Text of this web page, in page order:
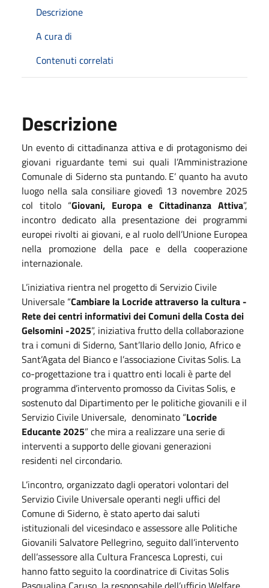
Descrizione
A cura di
Contenuti correlati
Descrizione
Un evento di cittadinanza attiva e di protagonismo dei
giovani riguardante temi sui quali l’Amministrazione
Comunale di Siderno sta puntando. E’ quanto ha avuto
luogo nella sala consiliare giovedì 13 novembre 2025
col titolo “Giovani, Europa e Cittadinanza Attiva”,
incontro dedicato alla presentazione dei programmi
europei rivolti ai giovani, e al ruolo dell’Unione Europea
nella promozione della pace e della cooperazione
internazionale.
L’iniziativa rientra nel progetto di Servizio Civile
Universale “Cambiare la Locride attraverso la cultura -
Rete dei centri informativi dei Comuni della Costa dei
Gelsomini -2025”, iniziativa frutto della collaborazione
tra i comuni di Siderno, Sant’Ilario dello Jonio, Africo e
Sant’Agata del Bianco e l’associazione Civitas Solis. La
co-progettazione tra i quattro enti locali è parte del
programma d’intervento promosso da Civitas Solis, e
sostenuto dal Dipartimento per le politiche giovanili e il
Servizio Civile Universale, denominato “Locride
Educante 2025” che mira a realizzare una serie di
interventi a supporto delle giovani generazioni
residenti nel circondario.
L’incontro, organizzato dagli operatori volontari del
Servizio Civile Universale operanti negli uffici del
Comune di Siderno, è stato aperto dai saluti
istituzionali del vicesindaco e assessore alle Politiche
Giovanili Salvatore Pellegrino, seguito dall’intervento
dell’assessore alla Cultura Francesca Lopresti, cui
hanno fatto seguito la coordinatrice di Civitas Solis